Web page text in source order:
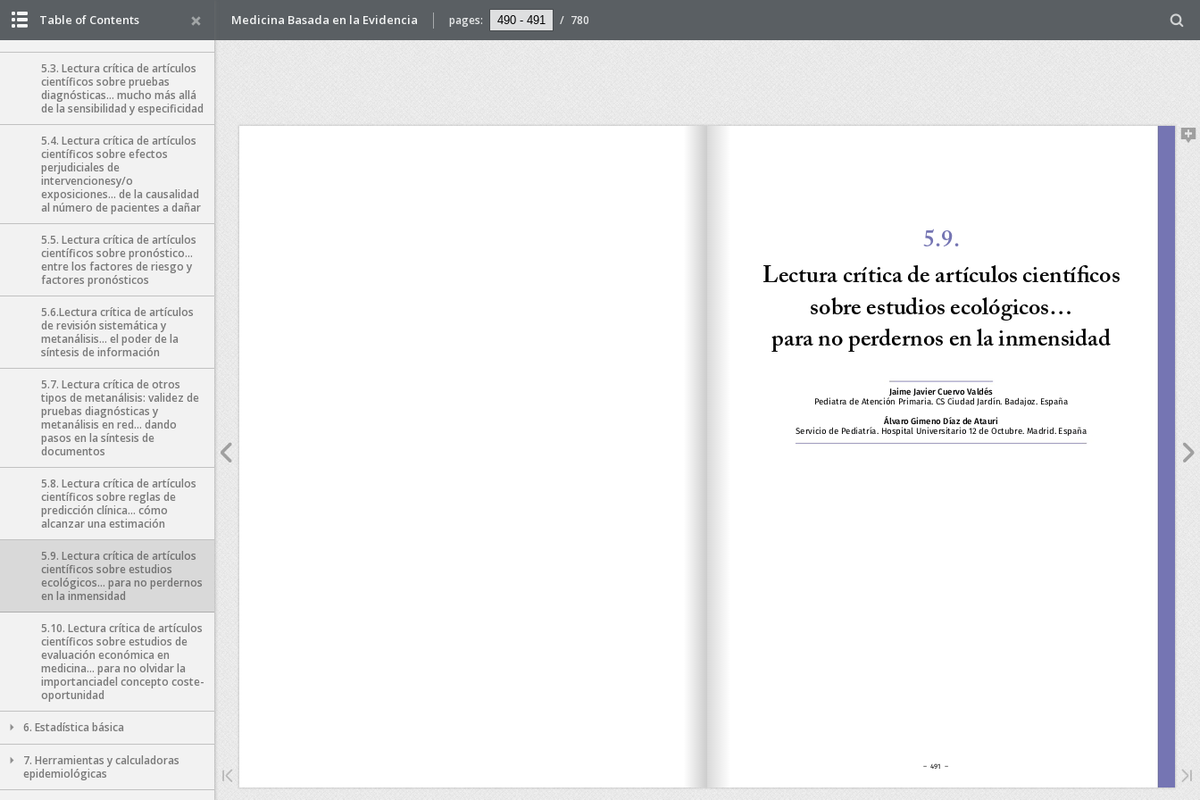
Medicina Basada en la Evidencia pages: / 780
Table of Contents
número necesario de pacientes
5.3. Lectura crítica de artículos
científicos sobre pruebas
diagnósticas… mucho más allá
de la sensibilidad y especificidad
5.4. Lectura crítica de artículos
científicos sobre efectos
perjudiciales de
intervencionesy/o
exposiciones… de la causalidad
al número de pacientes a dañar
5.5. Lectura crítica de artículos
científicos sobre pronóstico…
entre los factores de riesgo y
factores pronósticos
5.6.Lectura crítica de artículos
de revisión sistemática y
metanálisis… el poder de la
síntesis de información
5.7. Lectura crítica de otros
tipos de metanálisis: validez de
pruebas diagnósticas y
metanálisis en red… dando
pasos en la síntesis de
documentos
5.8. Lectura crítica de artículos
científicos sobre reglas de
predicción clínica… cómo
alcanzar una estimación
5.9. Lectura crítica de artículos
científicos sobre estudios
ecológicos… para no perdernos
en la inmensidad
5.10. Lectura crítica de artículos
científicos sobre estudios de
evaluación económica en
medicina… para no olvidar la
importanciadel concepto coste-
oportunidad
6. Estadística básica
7. Herramientas y calculadoras
epidemiológicas